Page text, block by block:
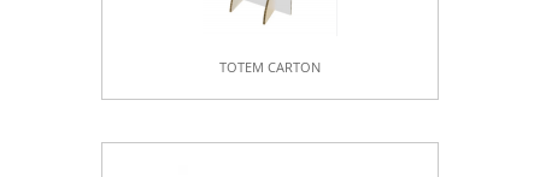
TOTEM CARTON